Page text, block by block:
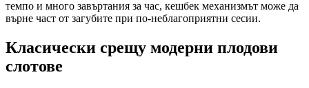
темпо и много завъртания за час, кешбек механизмът може да
върне част от загубите при по-неблагоприятни сесии.
Класически срещу модерни плодови
слотове